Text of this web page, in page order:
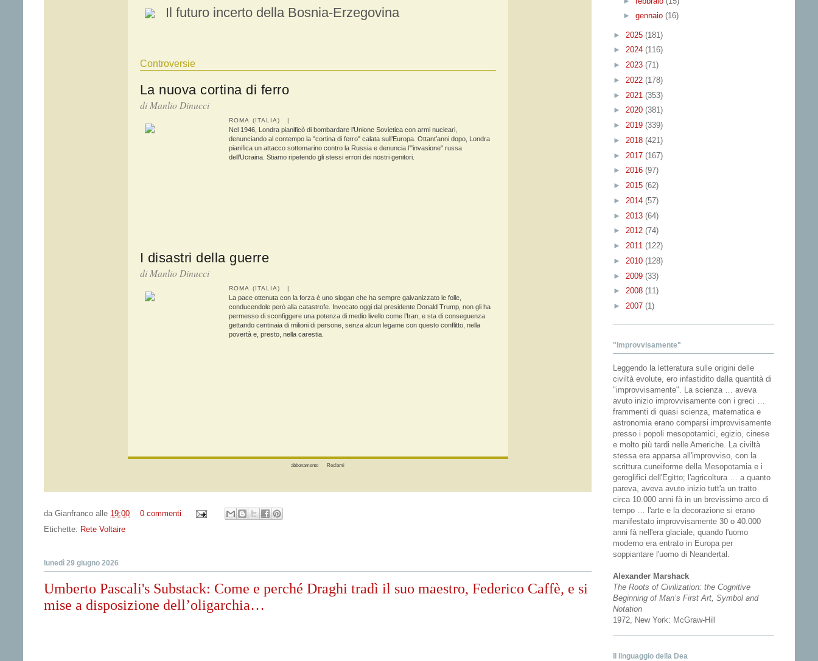
Il futuro incerto della Bosnia-Erzegovina
Controversie
La nuova cortina di ferro
di Manlio Dinucci
ROMA (ITALIA) |
Nel 1946, Londra pianificò di bombardare l’Unione Sovietica con armi nucleari,
denunciando al contempo la "cortina di ferro" calata sull’Europa. Ottant’anni dopo, Londra
pianifica un attacco sottomarino contro la Russia e denuncia l’"invasione" russa
dell’Ucraina. Stiamo ripetendo gli stessi errori dei nostri genitori.
I disastri della guerre
di Manlio Dinucci
ROMA (ITALIA) |
La pace ottenuta con la forza è uno slogan che ha sempre galvanizzato le folle,
conducendole però alla catastrofe. Invocato oggi dal presidente Donald Trump, non gli ha
permesso di sconfiggere una potenza di medio livello come l’Iran, e sta di conseguenza
gettando centinaia di milioni di persone, senza alcun legame con questo conflitto, nella
povertà e, presto, nella carestia.
abbonamento Reclami
da Gianfranco alle 19:00
0 commenti
Etichette: Rete Voltaire
lunedì 29 giugno 2026
Umberto Pascali's Substack: Come e perché Draghi tradì il suo maestro, Federico Caffè, e si
mise a disposizione dell’oligarchia…
► gennaio (16)
► 2025 (181)
► 2024 (116)
► 2023 (71)
► 2022 (178)
► 2021 (353)
► 2020 (381)
► 2019 (339)
► 2018 (421)
► 2017 (167)
► 2016 (97)
► 2015 (62)
► 2014 (57)
► 2013 (64)
► 2012 (74)
► 2011 (122)
► 2010 (128)
► 2009 (33)
► 2008 (11)
► 2007 (1)
"Improvvisamente"
Leggendo la letteratura sulle origini delle
civiltà evolute, ero infastidito dalla quantità di
"improvvisamente". La scienza … aveva
avuto inizio improvvisamente con i greci …
frammenti di quasi scienza, matematica e
astronomia erano comparsi improvvisamente
presso i popoli mesopotamici, egizio, cinese
e molto più tardi nelle Americhe. La civiltà
stessa era apparsa all'improvviso, con la
scrittura cuneiforme della Mesopotamia e i
geroglifici dell'Egitto; l'agricoltura … a quanto
pareva, aveva avuto inizio tutt'a un tratto
circa 10.000 anni fà in un brevissimo arco di
tempo … l'arte e la decorazione si erano
manifestato improvvisamente 30 o 40.000
anni fà nell'era glaciale, quando l'uomo
moderno era entrato in Europa per
soppiantare l'uomo di Neandertal.
Alexander Marshack
The Roots of Civilization: the Cognitive
Beginning of Man’s First Art, Symbol and
Notation
1972, New York: McGraw-Hill
Il linguaggio della Dea